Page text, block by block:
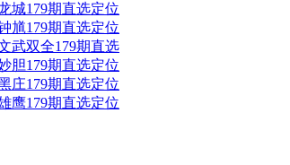
城179期直选定位
馗179期直选定位
武双全179期直选
胆179期直选定位
庄179期直选定位
鹰179期直选定位